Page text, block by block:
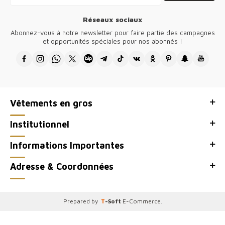
France, maisaussi dans desvillescomme Paris, Lyon, Marseille,
ainsique dans despaysfrancophonesd'Afriquetelsque le Maroc, la
Côted'Ivoire et le Sénégal.
Nosboutiquesproposentdesvêtementsféminins en gros,
soigneusementsélectionnés, à desprixcompétitifs.
Adaptéesauxdernièrestendances, noscollectionssonttrèsappréciées
●Merci d'avoir visité Kazee Official, le site de vente en gros de notre
Réseaux sociaux
Abonnez-vous à notre newsletter pour faire partie des campagnes
et opportunités spéciales pour nos abonnés !
Vêtements en gros
Institutionnel
Informations Importantes
Adresse & Coordonnées
Prepared by T-Soft E-Commerce.